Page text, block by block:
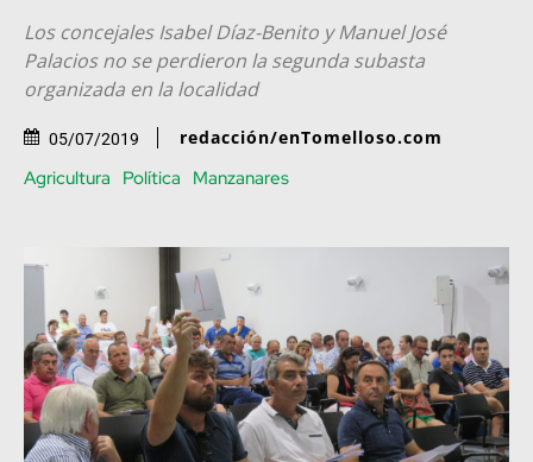
Los concejales Isabel Díaz-Benito y Manuel José
Palacios no se perdieron la segunda subasta
organizada en la localidad
05/07/2019 redacción/enTomelloso.com
Agricultura Política Manzanares